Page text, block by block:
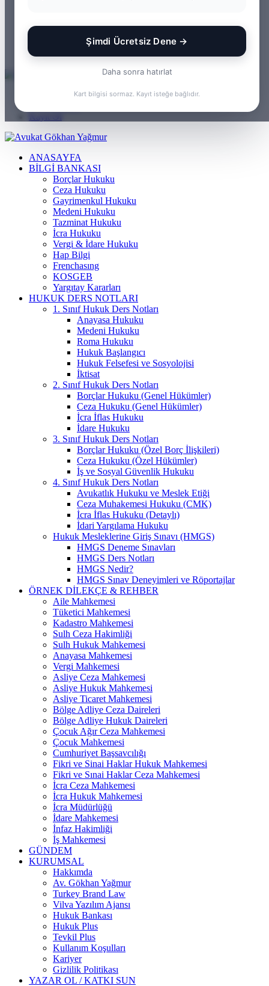
Şimdi Ücretsiz Dene →
Daha sonra hatırlat
Kart bilgisi sormaz. Kayıt isteğe bağlıdır.
Rastgele Makale
ANASAYFA
BILGI BANKASI
Borçlar Hukuku
Ceza Hukuku
Gayrimenkul Hukuku
Medeni Hukuku
Tazminat Hukuku
İcra Hukuku
Vergi & İdare Hukuku
Hap Bilgi
Frenchasıng
KOSGEB
Yargıtay Kararları
HUKUK DERS NOTLARI
1. Sınıf Hukuk Ders Notları
Anayasa Hukuku
Medeni Hukuku
Roma Hukuku
Hukuk Başlangıcı
Hukuk Felsefesi ve Sosyolojisi
İktisat
2. Sınıf Hukuk Ders Notları
Borçlar Hukuku (Genel Hükümler)
Ceza Hukuku (Genel Hükümler)
İcra İflas Hukuku
İdare Hukuku
3. Sınıf Hukuk Ders Notları
Borçlar Hukuku (Özel Borç İlişkileri)
Ceza Hukuku (Özel Hükümler)
İş ve Sosyal Güvenlik Hukuku
4. Sınıf Hukuk Ders Notları
Avukatlık Hukuku ve Meslek Etiği
Ceza Muhakemesi Hukuku (CMK)
İcra İflas Hukuku (Detaylı)
İdari Yargılama Hukuku
Hukuk Mesleklerine Giriş Sınavı (HMGS)
HMGS Deneme Sınavları
HMGS Ders Notları
HMGS Nedir?
HMGS Sınav Deneyimleri ve Röportajlar
ÖRNEK DILEKÇE & REHBER
Aile Mahkemesi
Tüketici Mahkemesi
Kadastro Mahkemesi
Sulh Ceza Hakimliği
Sulh Hukuk Mahkemesi
Anayasa Mahkemesi
Vergi Mahkemesi
Asliye Ceza Mahkemesi
Asliye Hukuk Mahkemesi
Asliye Ticaret Mahkemesi
Bölge Adliye Ceza Daireleri
Bölge Adliye Hukuk Daireleri
Çocuk Ağır Ceza Mahkemesi
Çocuk Mahkemesi
Cumhuriyet Başsavcılığı
Fikri ve Sinai Haklar Hukuk Mahkemesi
Fikri ve Sınai Haklar Ceza Mahkemesi
İcra Ceza Mahkemesi
İcra Hukuk Mahkemesi
İcra Müdürlüğü
İdare Mahkemesi
İnfaz Hakimliği
İş Mahkemesi
GÜNDEM
KURUMSAL
Hakkımda
Av. Gökhan Yağmur
Turkey Brand Law
Vilva Yazılım Ajansı
Hukuk Bankası
Hukuk Plus
Tevkil Plus
Kullanım Koşulları
Kariyer
Gizlilik Politikası
YAZAR OL / KATKI SUN